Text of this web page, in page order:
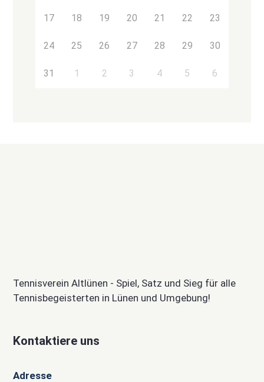
17 18 19 20 21 22 23
24 25 26 27 28 29 30
31 1 2 3 4 5 6
Tennisverein Altlünen - Spiel, Satz und Sieg für alle
Tennisbegeisterten in Lünen und Umgebung!
Kontaktiere uns
Adresse